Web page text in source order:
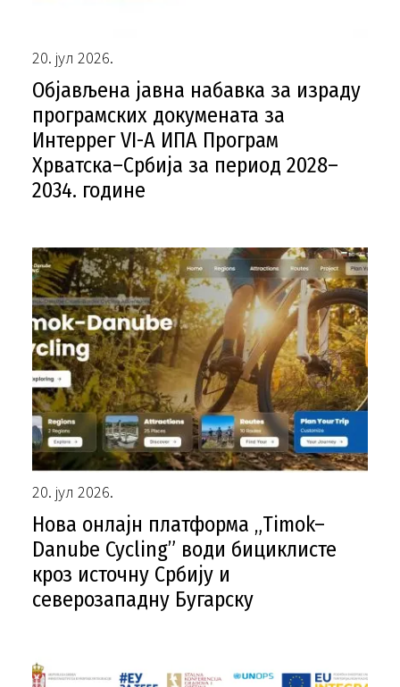
20. јул 2026.
Објављена јавна набавка за израду
програмских докумената за
Интеррег VI-A ИПА Програм
Хрватска–Србија за период 2028–
2034. године
20. јул 2026.
Нова онлајн платформа „Timok–
Danube Cycling” води бициклисте
кроз источну Србију и
северозападну Бугарску